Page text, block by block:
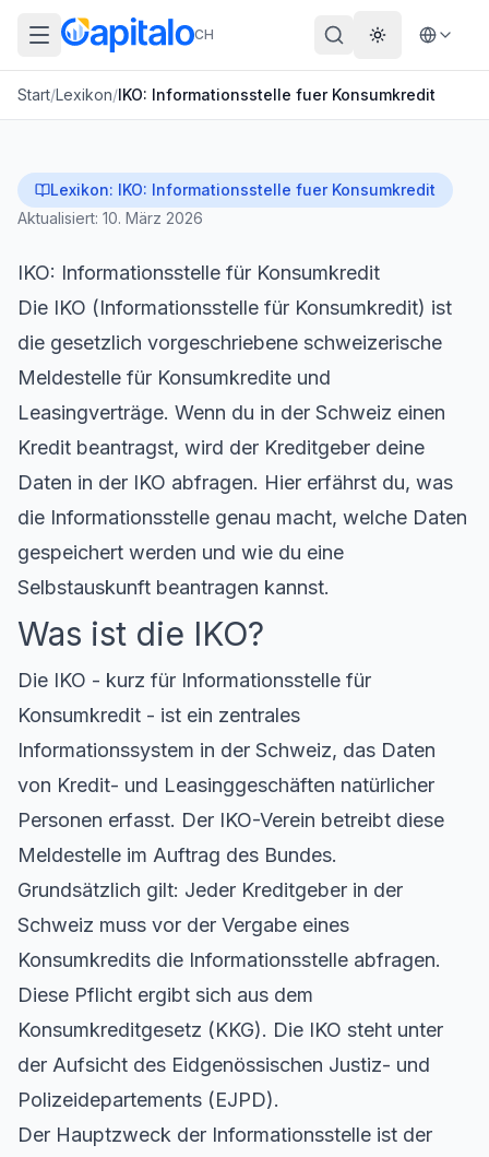
CH Theme
Start/Lexikon/IKO: Informationsstelle fuer Konsumkredit
Lexikon: IKO: Informationsstelle fuer Konsumkredit
Aktualisiert: 10. März 2026
IKO: Informationsstelle für Konsumkredit
Die IKO (Informationsstelle für Konsumkredit) ist
die gesetzlich vorgeschriebene schweizerische
Meldestelle für Konsumkredite und
Leasingverträge. Wenn du in der Schweiz einen
Kredit beantragst, wird der Kreditgeber deine
Daten in der IKO abfragen. Hier erfährst du, was
die Informationsstelle genau macht, welche Daten
gespeichert werden und wie du eine
Selbstauskunft beantragen kannst.
Was ist die IKO?
Die IKO - kurz für Informationsstelle für
Konsumkredit - ist ein zentrales
Informationssystem in der Schweiz, das Daten
von Kredit- und Leasinggeschäften natürlicher
Personen erfasst. Der IKO-Verein betreibt diese
Meldestelle im Auftrag des Bundes.
Grundsätzlich gilt: Jeder Kreditgeber in der
Schweiz muss vor der Vergabe eines
Konsumkredits die Informationsstelle abfragen.
Diese Pflicht ergibt sich aus dem
Konsumkreditgesetz (KKG). Die IKO steht unter
der Aufsicht des Eidgenössischen Justiz- und
Polizeidepartements (EJPD).
Der Hauptzweck der Informationsstelle ist der